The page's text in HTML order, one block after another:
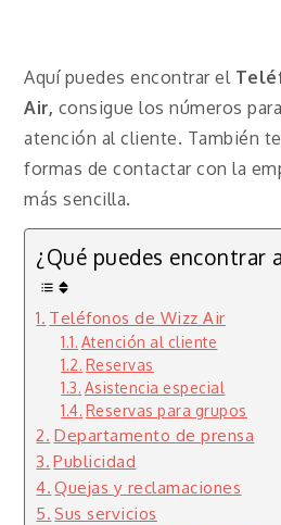
Aquí puedes encontrar el
Air, consigue los números
atención al cliente. También
formas de contactar con la
más sencilla.
¿Qué puedes encontrar
Teléfonos de Wizz Air
Atención al cliente
Reservas
Asistencia especial
Reservas para grupos
Departamento de prensa
Publicidad
Quejas y reclamaciones
Sus servicios